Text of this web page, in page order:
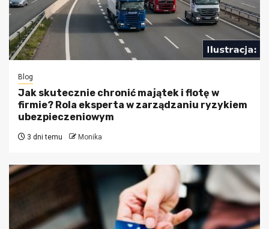
Blog
Jak skutecznie chronić majątek i flotę w
firmie? Rola eksperta w zarządzaniu ryzykiem
ubezpieczeniowym
3 dni temu Monika